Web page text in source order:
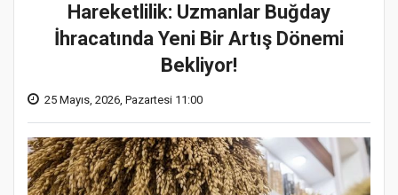
Hareketlilik: Uzmanlar Buğday
İhracatında Yeni Bir Artış Dönemi
Bekliyor!
25 Mayıs, 2026, Pazartesi 11:00